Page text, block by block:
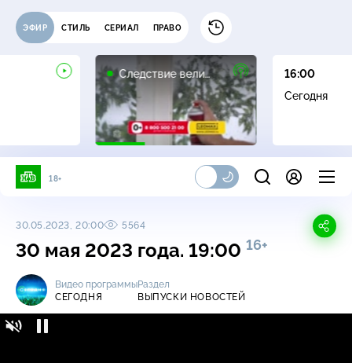
ЭФИР СТИЛЬ СЕРИАЛ ПРАВО
Следствие вели…
16+
16:00
Сегодня
18+
30.05.2023, 20:00 5564
30 мая 2023 года. 19:00 16+
Видео программы
СЕГОДНЯ
Раздел
ВЫПУСКИ НОВОСТЕЙ